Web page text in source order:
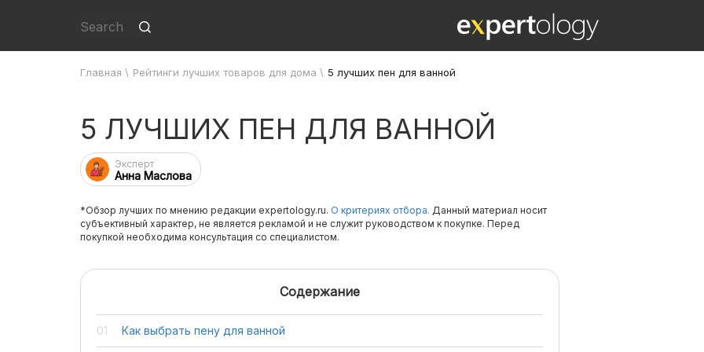
Главная \ Рейтинги лучших товаров для дома \ 5 лучших пен для ванной
5 ЛУЧШИХ ПЕН ДЛЯ ВАННОЙ
Эксперт
Анна Маслова
*Обзор лучших по мнению редакции expertology.ru. О критериях отбора. Данный материал носит
субъективный характер, не является рекламой и не служит руководством к покупке. Перед
покупкой необходима консультация со специалистом.
Содержание
Как выбрать пену для ванной